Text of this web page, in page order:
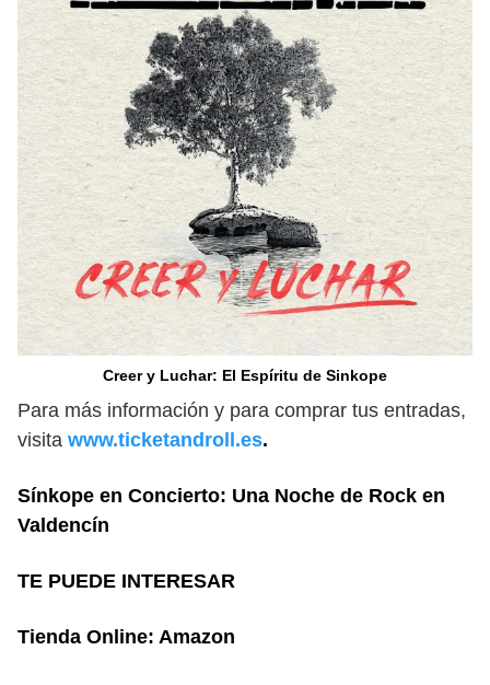
Creer y Luchar: El Espíritu de Sinkope
Para más información y para comprar tus entradas,
visita www.ticketandroll.es.
Sínkope en Concierto: Una Noche de Rock en
Valdencín
TE PUEDE INTERESAR
Tienda Online: Amazon